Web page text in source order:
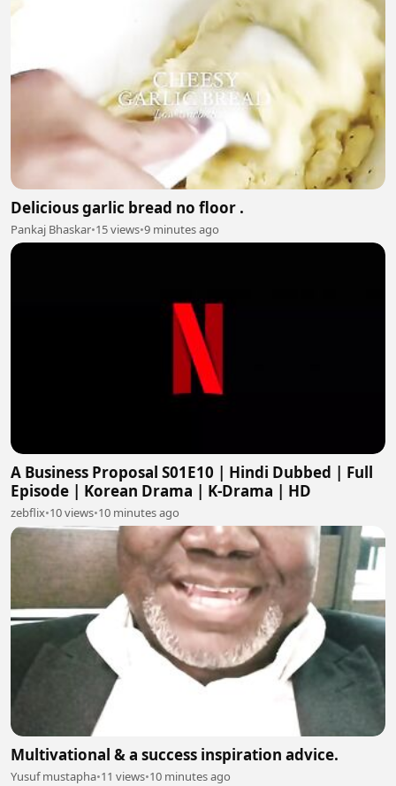
Delicious garlic bread no floor .
Pankaj Bhaskar•15 views•9 minutes ago
A Business Proposal S01E10 | Hindi Dubbed | Full
Episode | Korean Drama | K-Drama | HD
zebflix•10 views•10 minutes ago
Multivational & a success inspiration advice.
Yusuf mustapha•11 views•10 minutes ago